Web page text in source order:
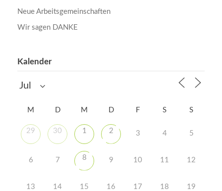
Neue Arbeitsgemeinschaften
Wir sagen DANKE
Kalender
M D M D F S S
29 30 1 2 3 4 5
6 7 8 9 10 11 12
13 14 15 16 17 18 19